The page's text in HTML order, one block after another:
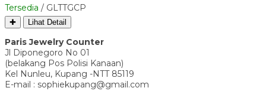
Tersedia / GLTTGCP
✚ Lihat Detail
Paris Jewelry Counter
Jl Diponegoro No 01
(belakang Pos Polisi Kanaan)
Kel Nunleu, Kupang -NTT 85119
E-mail : sophiekupang@gmail.com